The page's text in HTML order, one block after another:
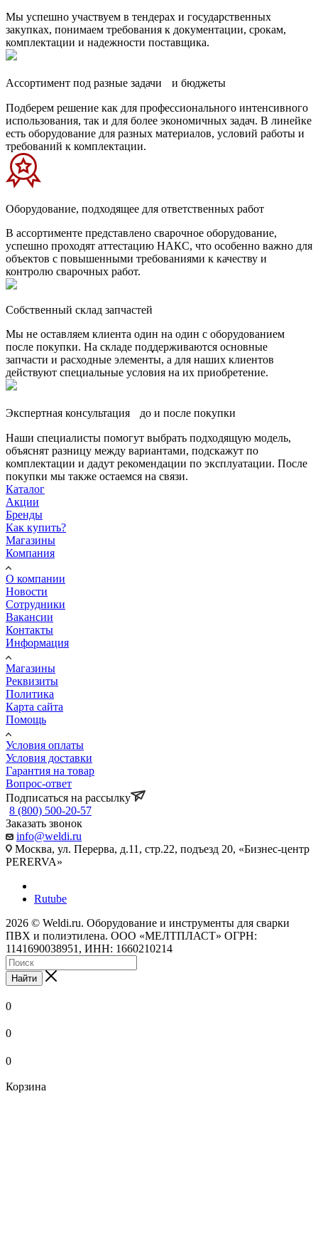
Мы успешно участвуем в тендерах и государственных
закупках, понимаем требования к документации, срокам,
комплектации и надежности поставщика.
Ассортимент под разные задачи и бюджеты
Подберем решение как для профессионального интенсивного
использования, так и для более экономичных задач. В линейке
есть оборудование для разных материалов, условий работы и
требований к комплектации.
Оборудование, подходящее для ответственных работ
В ассортименте представлено сварочное оборудование,
успешно проходят аттестацию НАКС, что особенно важно для
объектов с повышенными требованиями к качеству и
контролю сварочных работ.
Собственный склад запчастей
Мы не оставляем клиента один на один с оборудованием
после покупки. На складе поддерживаются основные
запчасти и расходные элементы, а для наших клиентов
действуют специальные условия на их приобретение.
Экспертная консультация до и после покупки
Наши специалисты помогут выбрать подходящую модель,
объяснят разницу между вариантами, подскажут по
комплектации и дадут рекомендации по эксплуатации. После
покупки мы также остаемся на связи.
Каталог
Акции
Бренды
Как купить?
Магазины
Компания
О компании
Новости
Сотрудники
Вакансии
Контакты
Информация
Магазины
Реквизиты
Политика
Карта сайта
Помощь
Условия оплаты
Условия доставки
Гарантия на товар
Вопрос-ответ
Подписаться на рассылку
8 (800) 500-20-57
Заказать звонок
info@weldi.ru
Москва, ул. Перерва, д.11, стр.22, подъезд 20, «Бизнес-центр
PERERVA»
Rutube
2026 © Weldi.ru. Оборудование и инструменты для сварки
ПВХ и полиэтилена. ООО «МЕЛТПЛАСТ» ОГРН:
1141690038951, ИНН: 1660210214
Найти
0
0
0
Корзина